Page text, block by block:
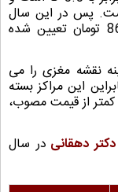
با 157,550تومان است. پس در این سال
قیمت هر جلسه نوروفیدبک حداکثر 866,500 تومان تعیین شده
نقشه مغزی را می
این مراکز بسته
از قیمت مصوب،
دهقانی در سال